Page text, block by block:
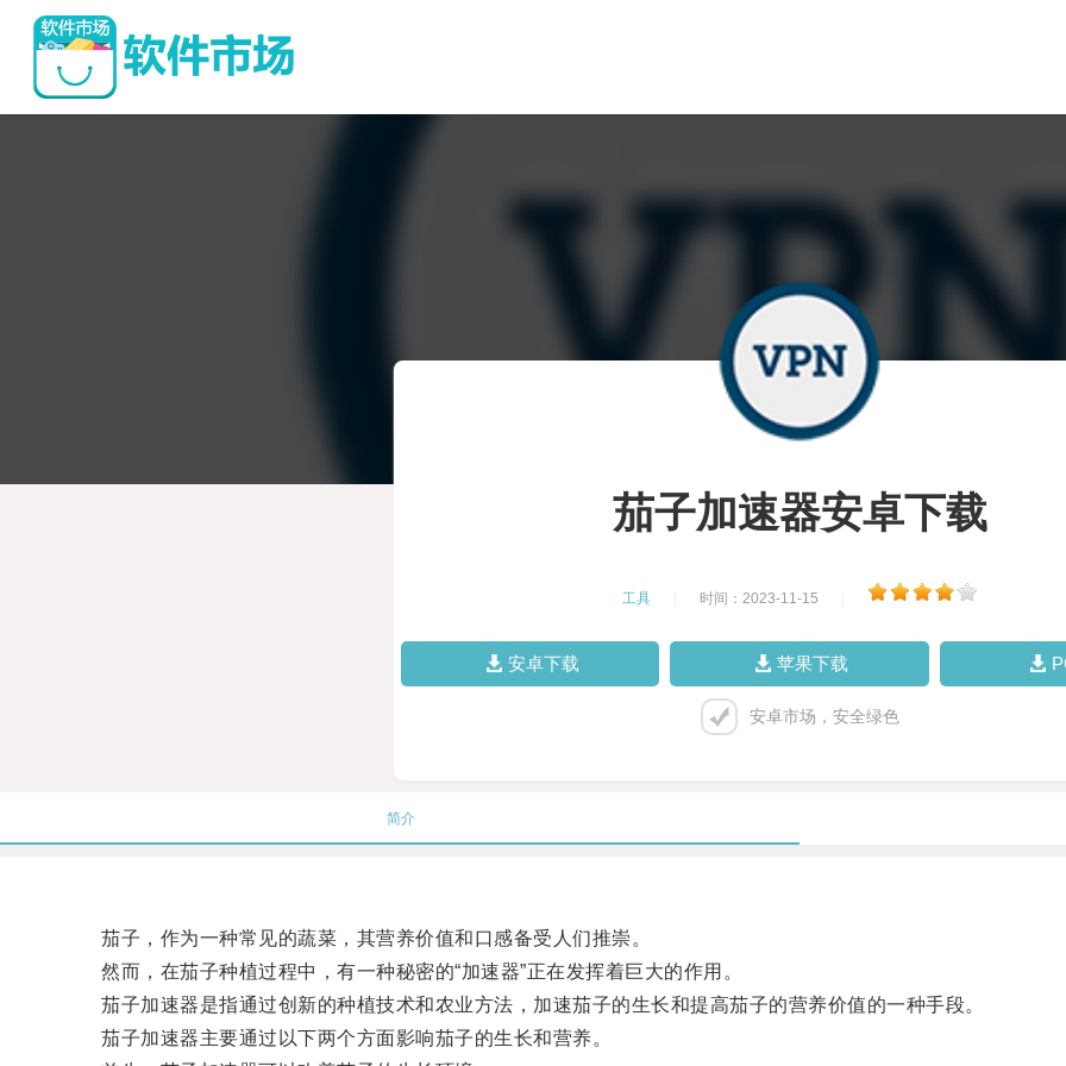
茄子加速器安卓下载
工具 时间：2023-11-15
安卓下载 苹果下载
安卓市场，安全绿色
简介
茄子，作为一种常见的蔬菜，其营养价值和口感备受人们推崇。
然而，在茄子种植过程中，有一种秘密的“加速器”正在发挥着巨大的作用。
茄子加速器是指通过创新的种植技术和农业方法，加速茄子的生长和提高茄子的营养价值的一种手段。
茄子加速器主要通过以下两个方面影响茄子的生长和营养。